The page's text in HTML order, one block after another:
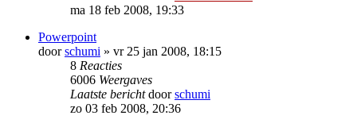
ma 18 feb 2008, 19:33
Powerpoint
doorschumi » vr 25 jan 2008, 18:15
8 Reacties
6006 Weergaves
Laatste berichtdoorschumi
zo 03 feb 2008, 20:36